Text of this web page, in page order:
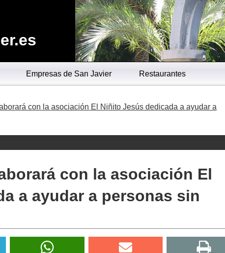
Empresas de San Javier Restaurantes
con la asociación El Niñito Jesús dedicada a ayudar a
con la asociación El
a ayudar a personas sin